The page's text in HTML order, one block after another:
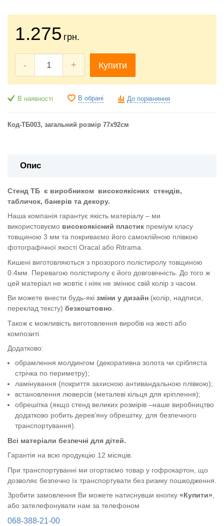
1.275 грн.
- + Купити
В наявності В обрані До порівняння
Код-ТБ003, загальний розмір 77х92см
Опис
Стенд ТБ є виробником високоякісних стендів,
табличок, банерів та декору.
Наша компанія гарантує якість матеріалу – ми
використовуємо високоякісний пластик преміум класу
товщиною 3 мм та покриваємо його самоклійною плівкою
фотографічної якості Oracal або Ritrama.
Кишені виготовляються з прозорого полістиролу товщиною
0.4мм. Перевагою полістиролу є його довговічність. До того ж
цей матеріал не жовтіє і ніяк не змінює свій колір з часом.
Ви можете внести будь-які зміни у дизайн (колір, надписи,
переклад тексту) безкоштовно.
Також є можливість виготовлення виробів на жесті або
композиті.
Додатково:
обрамлення молдингом (декоративна золота чи срібляста
стрічка по периметру);
ламінування (покриття захисною антивандальною плівкою);
встановлення люверсів (металеві кільця для кріплення);
обрешітка (якщо стенд великих розмірів –наше виробництво
додатково робить дерев’яну обрешітку, для безпечного
транспортування).
Всі матеріали безпечні для дітей.
Гарантія на всю продукцію 12 місяців.
При транспортуванні ми огортаємо товар у гофрокартон, що
дозволяє безпечно їх транспортувати без ризику пошкодження.
Зробити замовлення Ви можете натиснувши кнопку «Купити»
або зателефонувати нам за телефоном
068-388-21-00